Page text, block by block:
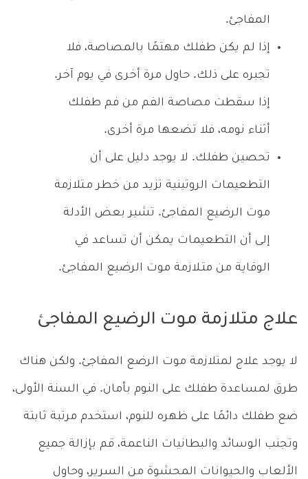
المفاجئ.
إذا لم يكن طفلك مهتمًا بالمصاصة، فلا
تجبره على ذلك. حاول مرة أخرى في يوم آخر.
إذا سقطت مصاصة الفم من فم طفلك
أثناء نومه، فلا تضعها مرة أخرى.
تحصين طفلك. لا يوجد دليل على أن
التطعيمات الروتينية تزيد من خطر مـتلازمة
موت الرضيع المفاجئ. تشير بعض الأدلة
إلى أن التطعيمات يمكن أن تساعد في
الوقاية من متـلازمة موت الرضيع المفاجئ.
علاج متلازمة موت الرضيع المفاجئ
لا يوجد علاج لمتلازمة موت الرضع المفاجئ. ولكن هناك
طرق لمساعدة طفلك على النوم بأمان. في السنة الأولى،
ضع طفلك دائمًا على ظهره للنوم، استخدم مرتبة ثابتة
وتجنب الوسائد والبطانيات الناعمة، قم بإزالة جميع
الألعاب والحيوانات المحشوة من السرير، وحاول